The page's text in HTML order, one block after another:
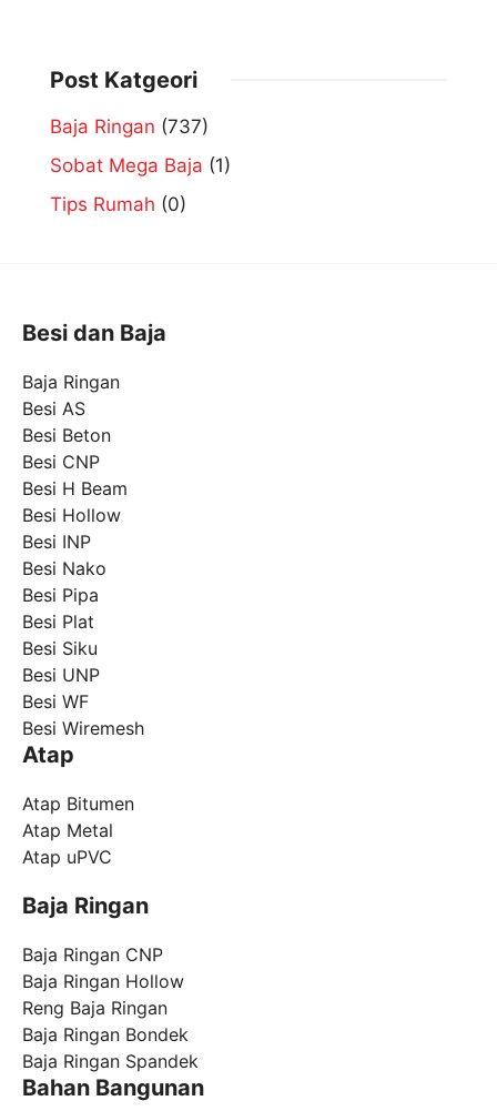
Post Katgeori
Baja Ringan (737)
Sobat Mega Baja (1)
Tips Rumah (0)
Besi dan Baja
Baja Ringan
Besi AS
Besi Beton
Besi CNP
Besi H Beam
Besi Hollow
Besi INP
Besi Nako
Besi Pipa
Besi Plat
Besi Siku
Besi UNP
Besi WF
Besi Wiremesh
Atap
Atap Bitumen
Atap Metal
Atap uPVC
Baja Ringan
Baja Ringan CNP
Baja Ringan Hollow
Reng Baja Ringan
Baja Ringan Bondek
Baja Ringan Spandek
Bahan Bangunan